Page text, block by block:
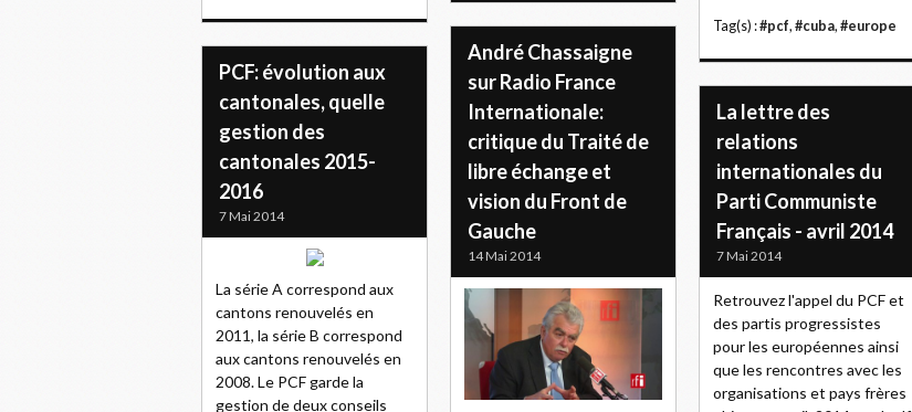
Tag(s) :#pcf, #cuba, #europe
André Chassaigne
sur Radio France
Internationale:
critique du Traité de
libre échange et
vision du Front de
Gauche
14 Mai 2014
PCF: évolution aux
cantonales, quelle
gestion des
cantonales 2015-
2016
7 Mai 2014
La série A correspond aux
cantons renouvelés en
2011, la série B correspond
aux cantons renouvelés en
2008. Le PCF garde la
gestion de deux conseils
La lettre des
relations
internationales du
Parti Communiste
Français - avril 2014
7 Mai 2014
Retrouvez l'appel du PCF et
des partis progressistes
pour les européennes ainsi
que les rencontres avec les
organisations et pays frères